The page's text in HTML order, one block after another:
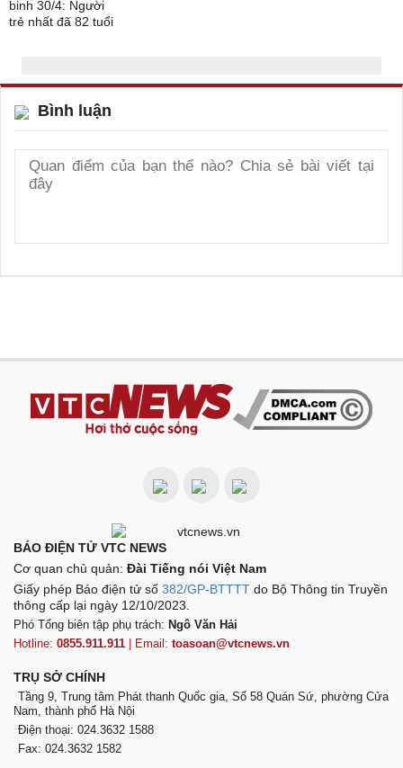
Bình luận
BÁO ĐIỆN TỬ VTC NEWS
Cơ quan chủ quản: Đài Tiếng nói Việt Nam
Giấy phép Báo điện tử số 382/GP-BTTTT do Bộ Thông tin Truyền
thông cấp lại ngày 12/10/2023.
Phó Tổng biên tập phụ trách: Ngô Văn Hải
Hotline: 0855.911.911 | Email: toasoan@vtcnews.vn
TRỤ SỞ CHÍNH
Tầng 9, Trung tâm Phát thanh Quốc gia, Số 58 Quán Sứ, phường Cửa
Nam, thành phố Hà Nội
Điện thoại: 024.3632 1588
Fax: 024.3632 1582